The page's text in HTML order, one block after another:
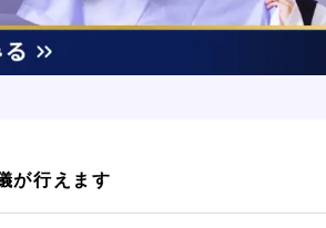
が行えます